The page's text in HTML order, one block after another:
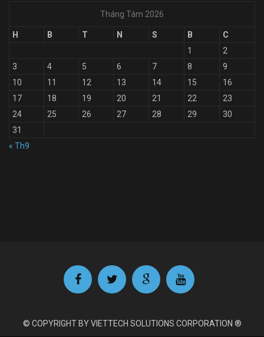
Tháng Tám 2026
H B T N S B
C
1
2
3
4 5 6 7 8
9
10
11 12 13 14 15
16
17
18 19 20 21 22
23
24
25 26 27 28 29
30
31
« Th9
© COPYRIGHT BY VIETTECH SOLUTIONS CORPORATION ®